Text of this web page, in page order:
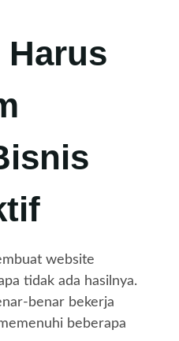
Harus
website
tidak ada hasilnya.
benar bekerja
beberapa